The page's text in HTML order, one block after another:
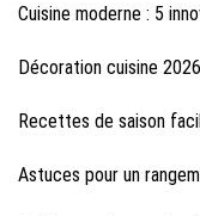
Cuisine moderne : 5
Décoration cuisine
Recettes de saison
Astuces pour un